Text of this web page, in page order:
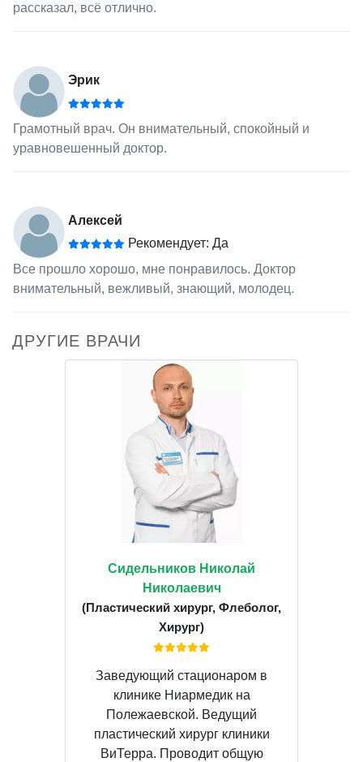
рассказал, всё отлично.
Эрик
Грамотный врач. Он внимательный, спокойный и
уравновешенный доктор.
Алексей
Рекомендует: Да
Все прошло хорошо, мне понравилось. Доктор
внимательный, вежливый, знающий, молодец.
ДРУГИЕ ВРАЧИ
Сидельников Николай
Николаевич
(Пластический хирург, Флеболог,
Хирург)
Заведующий стационаром в
клинике Ниармедик на
Полежаевской. Ведущий
пластический хирург клиники
ВиТерра. Проводит общую